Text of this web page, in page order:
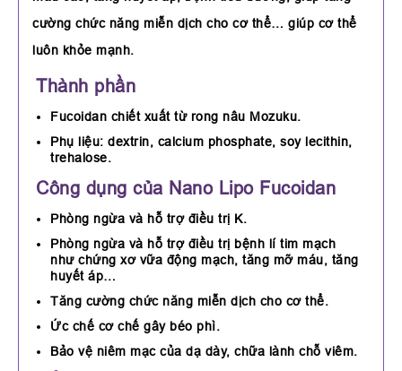
cường chức năng miễn dịch cho cơ thể… giúp cơ thể
luôn khỏe mạnh.
Thành phần
Fucoidan chiết xuất từ rong nâu Mozuku.
Phụ liệu: dextrin, calcium phosphate, soy lecithin,
trehalose.
Công dụng của Nano Lipo Fucoidan
Phòng ngừa và hỗ trợ điều trị K.
Phòng ngừa và hỗ trợ điều trị bệnh lí tim mạch
như chứng xơ vữa động mạch, tăng mỡ máu, tăng
huyết áp…
Tăng cường chức năng miễn dịch cho cơ thể.
Ức chế cơ chế gây béo phì.
Bảo vệ niêm mạc của dạ dày, chữa lành chỗ viêm.